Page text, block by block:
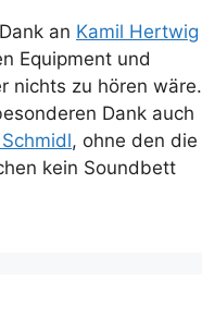
an Kamil Hertwig
Equipment und
nichts zu hören wäre.
Dank auch
, ohne den die
kein Soundbett